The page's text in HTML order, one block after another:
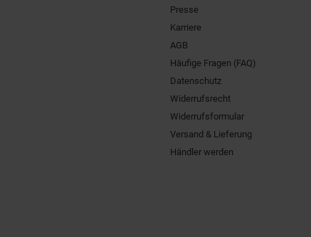
Presse
Karriere
AGB
Häufige Fragen (FAQ)
Datenschutz
Widerrufsrecht
Widerrufsformular
Versand & Lieferung
Händler werden